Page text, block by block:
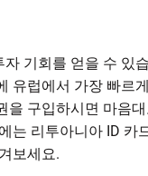
기회를 얻을 수 있
유럽에서 가장 빠르
을 구입하시면 마음
는 리투아니아 ID 카
보세요.